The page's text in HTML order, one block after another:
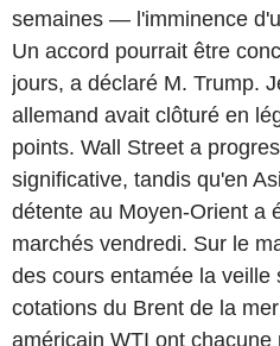
semaines — l'imminence
Un accord pourrait être
jours, a déclaré M. Trump.
allemand avait clôturé en
points. Wall Street a
significative, tandis qu'en
détente au Moyen-Orient a
marchés vendredi. Sur le
des cours entamée la veille
cotations du Brent de la
américain WTI ont